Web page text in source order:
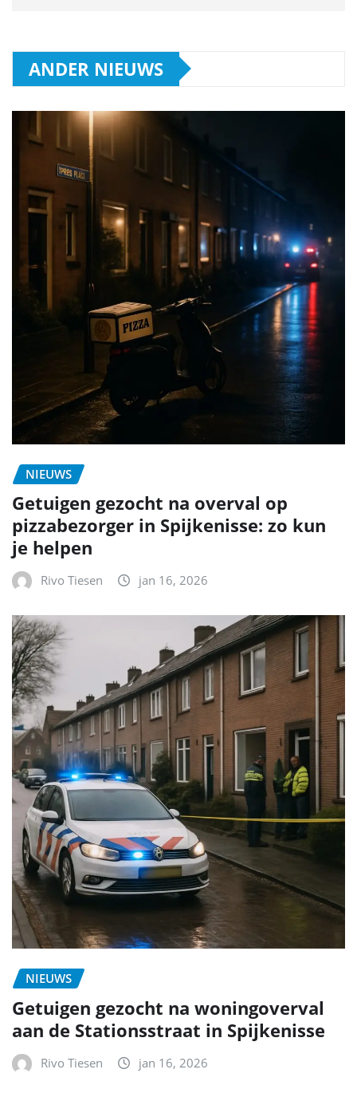
ANDER NIEUWS
NIEUWS
Getuigen gezocht na overval op
pizzabezorger in Spijkenisse: zo kun
je helpen
Rivo Tiesen jan 16, 2026
NIEUWS
Getuigen gezocht na woningoverval
aan de Stationsstraat in Spijkenisse
Rivo Tiesen jan 16, 2026